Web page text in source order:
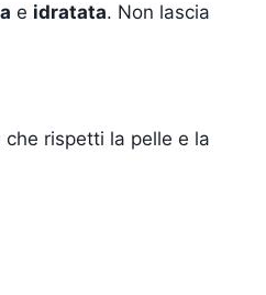
e idratata. Non lascia
rispetti la pelle e la